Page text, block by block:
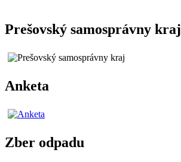
Prešovský samosprávny kraj
Anketa
Zber odpadu